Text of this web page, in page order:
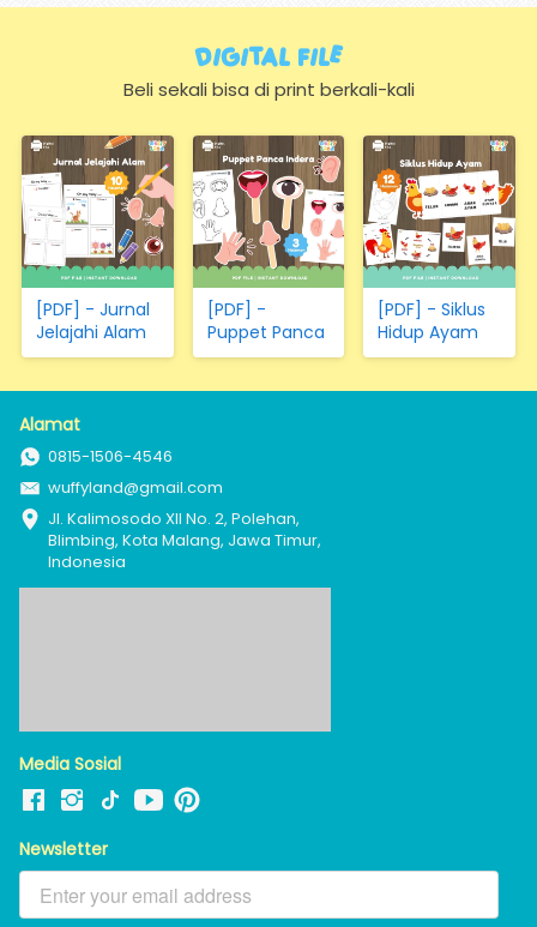
(Hanya
Kertas)
Digital FIle
Beli sekali bisa di print berkali-kali
[PDF] - Jurnal
Jelajahi Alam
[PDF] -
Puppet Panca
Indera
[PDF] - Siklus
Hidup Ayam
Alamat
0815-1506-4546
wuffyland@gmail.com
Jl. Kalimosodo XII No. 2, Polehan,
Blimbing, Kota Malang, Jawa Timur,
Indonesia
Media Sosial
Newsletter